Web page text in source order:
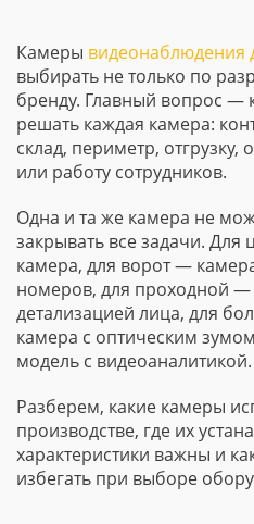
Камеры видеонаблюдения
выбирать не только по
бренду. Главный вопрос —
решать каждая камера:
склад, периметр,
или работу сотрудников.
Одна и та же камера не
закрывать все задачи. Для
камера, для ворот —
номеров, для проходной
детализацией лица, для
камера с оптическим
модель с видеоаналитикой.
Разберем, какие камеры
производстве, где их
характеристики важны и
избегать при выборе